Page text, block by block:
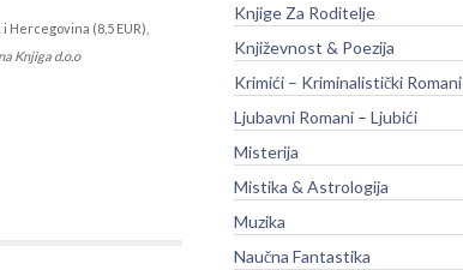
(8,5 EUR),
Knjiga d.o.o
Knjige Za Roditelje
Književnost & Poezija
Krimići – Kriminalistički Romani
Ljubavni Romani – Ljubići
Misterija
Mistika & Astrologija
Muzika
Naučna Fantastika